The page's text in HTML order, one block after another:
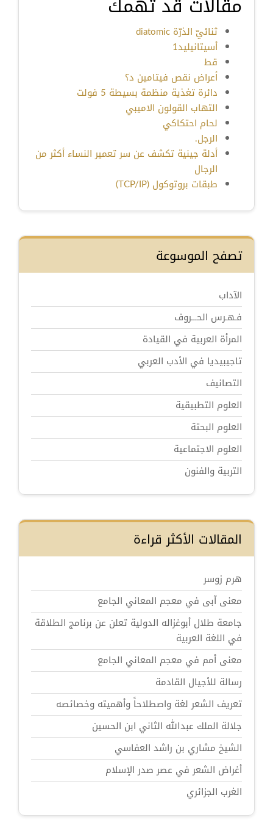
ثنائيّ الذرّة diatomic
أسيتانيليد1
قط
أعراض نقص فيتامين د؟
دائرة تغذية منظمة بسيطة 5 فولت
التهاب القولون الاميبي
لحام احتكاكي
الرجل.
أدلة جينية تكشف عن سر تعمير النساء أكثر من
الرجال
طبقات بروتوكول (TCP/IP)
تصفح الموسوعة
الآداب
فـهـرس الحـــروف
المرأة العربية في القيادة
تاجيبيديا في الأدب العربي
التصانيف
العلوم التطبيقية
العلوم البحتة
العلوم الاجتماعية
التربية والفنون
المقالات الأكثر قراءة
هرم زوسر
معنى آبى في معجم المعاني الجامع
جامعة طلال أبوغزاله الدولية تعلن عن برنامج الطلاقة
في اللغة العربية
معنى أمم في معجم المعاني الجامع
رسالة للأجيال القادمة
تعريف الشعر لغة واصطلاحاً وأهميته وخصائصه
جلالة الملك عبدالله الثاني ابن الحسين
الشيخ مشاري بن راشد العفاسي
أغراض الشعر في عصر صدر الإسلام
الغرب الجزائري